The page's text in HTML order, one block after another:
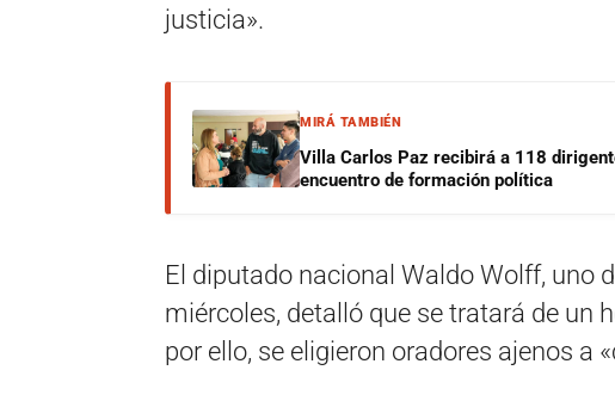
justicia».
MIRÁ TAMBIÉN
Villa Carlos Paz recibirá a 118
encuentro de formación política
El diputado nacional Waldo Wolff, uno
miércoles, detalló que se tratará de un
por ello, se eligieron oradores ajenos a